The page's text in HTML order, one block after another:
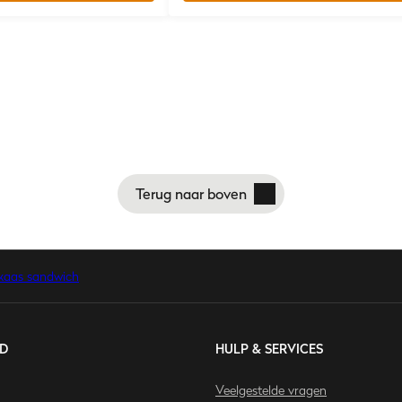
Terug naar boven
sandwich
HULP & SERVICES
Veelgestelde vragen